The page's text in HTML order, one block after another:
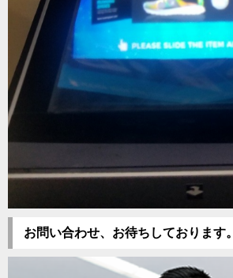
お問い合わせ、お待ちしております。